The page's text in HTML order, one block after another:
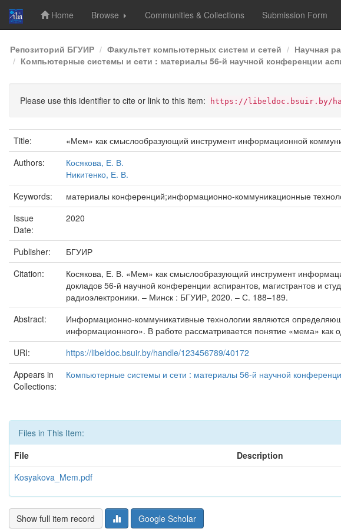
Skip
navigation
Home Browse Communities & Collections Submission Form
Репозиторий БГУИР Факультет компьютерных систем и сетей
Научная
Компьютерные системы и сети : материалы 56-й научной конференции
Please use this identifier to cite or link to this item: https://libeldoc.bsuir.by/
Title:
«Мем» как смыслообразующий инструмент информационной
Authors:
Косякова, Е. В.
Никитенко, Е. В.
Keywords:
материалы конференций;информационно-коммуникационные
Issue
Date:
2020
Publisher:
БГУИР
Citation:
Косякова, Е. В. «Мем» как смыслообразующий инструмент
докладов 56-й научной конференции аспирантов, магистрантов и
радиоэлектроники. – Минск : БГУИР, 2020. – С. 188–189.
Abstract:
Информационно-коммуникативные технологии являются
информационного». В работе рассматривается понятие «мема» как
URI:
https://libeldoc.bsuir.by/handle/123456789/40172
Appears in
Collections:
Компьютерные системы и сети : материалы 56-й научной
Files in This Item:
File
Description
Kosyakova_Mem.pdf
Show full item record Google Scholar